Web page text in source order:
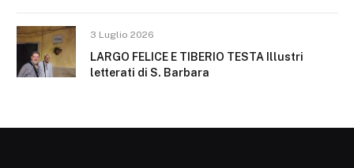
3 Luglio 2026
LARGO FELICE E TIBERIO TESTA Illustri
letterati di S. Barbara